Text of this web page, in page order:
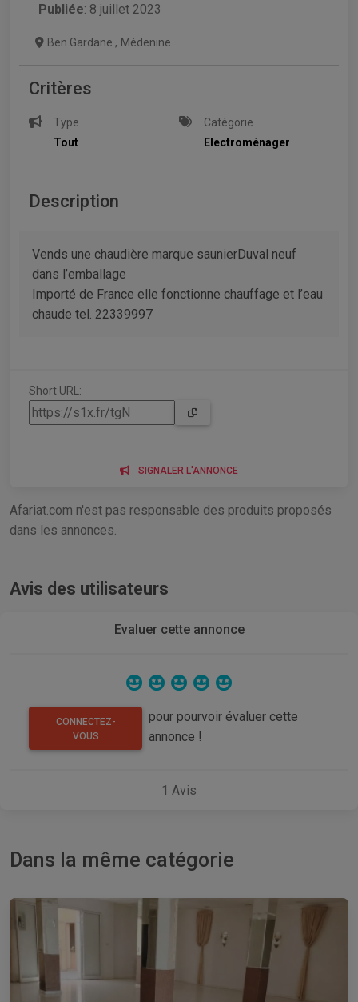
Publiée: 8 juillet 2023
Ben Gardane , Médenine
Critères
Type
Tout
Catégorie
Electroménager
Description
Vends une chaudière marque saunierDuval neuf
dans l’emballage
Importé de France elle fonctionne chauffage et l’eau
chaude tel. 22339997
Short URL:
SIGNALER L'ANNONCE
Afariat.com n'est pas responsable des produits proposés
dans les annonces.
Avis des utilisateurs
Evaluer cette annonce
CONNECTEZ-
VOUS
pour pourvoir évaluer cette
annonce !
1 Avis
Dans la même catégorie